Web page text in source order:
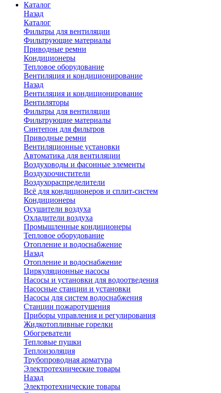
Каталог
Назад
Каталог
Фильтры для вентиляции
Фильтрующие материалы
Приводные ремни
Кондиционеры
Тепловое оборудование
Вентиляция и кондиционирование
Назад
Вентиляция и кондиционирование
Вентиляторы
Фильтры для вентиляции
Фильтрующие материалы
Синтепон для фильтров
Приводные ремни
Вентиляционные установки
Автоматика для вентиляции
Воздуховоды и фасонные элементы
Воздухоочистители
Воздухораспределители
Всё для кондиционеров и сплит-систем
Кондиционеры
Осушители воздуха
Охладители воздуха
Промышленные кондиционеры
Тепловое оборудование
Отопление и водоснабжение
Назад
Отопление и водоснабжение
Циркуляционные насосы
Насосы и установки для водоотведения
Насосные станции и установки
Насосы для систем водоснабжения
Станции пожаротушения
Приборы управления и регулирования
Жидкотопливные горелки
Обогреватели
Тепловые пушки
Теплоизоляция
Трубопроводная арматура
Электротехнические товары
Назад
Электротехнические товары